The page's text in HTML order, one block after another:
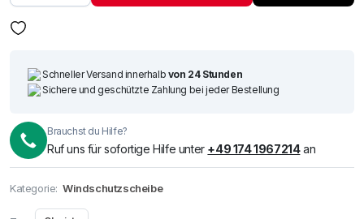
Menge
Schneller Versand innerhalb von 24 Stunden
Sichere und geschützte Zahlung bei jeder Bestellung
Brauchst du Hilfe?
Ruf uns für sofortige Hilfe unter +49 174 1967214an
Kategorie: Windschutzscheibe